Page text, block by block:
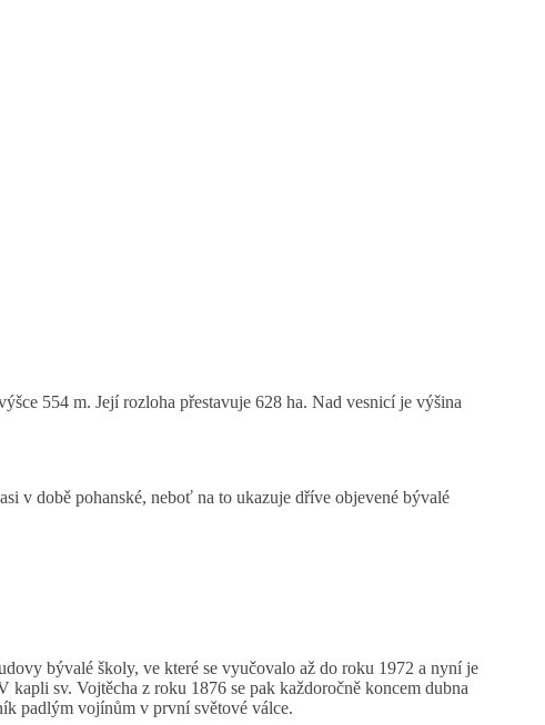
554 m. Její rozloha přestavuje 628 ha. Nad vesnicí je výšina
v době pohanské, neboť na to ukazuje dříve objevené bývalé
bývalé školy, ve které se vyučovalo až do roku 1972 a nyní je
sv. Vojtěcha z roku 1876 se pak každoročně koncem dubna
padlým vojínům v první světové válce.